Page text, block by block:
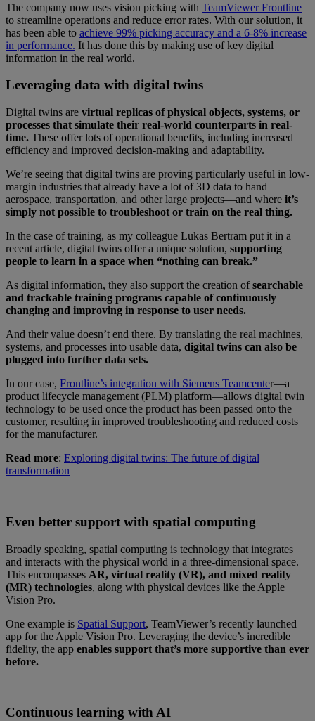
The company now uses vision picking with TeamViewer Frontline
to streamline operations and reduce error rates. With our solution, it
has been able to achieve 99% picking accuracy and a 6-8% increase
in performance. It has done this by making use of key digital
information in the real world.
Leveraging data with digital twins
Digital twins are virtual replicas of physical objects, systems, or
processes that simulate their real-world counterparts in real-
time. These offer lots of operational benefits, including increased
efficiency and improved decision-making and adaptability.
We’re seeing that digital twins are proving particularly useful in low-
margin industries that already have a lot of 3D data to hand—
aerospace, transportation, and other large projects—and where it’s
simply not possible to troubleshoot or train on the real thing.
In the case of training, as my colleague Lukas Bertram put it in a
recent article, digital twins offer a unique solution, supporting
people to learn in a space when “nothing can break.”
As digital information, they also support the creation ofsearchable
and trackable training programs capable of continuously
changing and improving in response to user needs.
And their value doesn’t end there. By translating the real machines,
systems, and processes into usable data, digital twins can also be
plugged into further data sets.
In our case, Frontline’s integration with Siemens Teamcenter—a
product lifecycle management (PLM) platform—allows digital twin
technology to be used once the product has been passed onto the
customer, resulting in improved troubleshooting and reduced costs
for the manufacturer.
Read more: Exploring digital twins: The future of digital
transformation
Even better support with spatial computing
Broadly speaking, spatial computing is technology that integrates
and interacts with the physical world in a three-dimensional space.
This encompasses AR, virtual reality (VR), and mixed reality
(MR) technologies, along with physical devices like the Apple
Vision Pro.
One example is Spatial Support, TeamViewer’s recently launched
app for the Apple Vision Pro. Leveraging the device’s incredible
fidelity, the app enables support that’s more supportive than ever
before.
Continuous learning with AI